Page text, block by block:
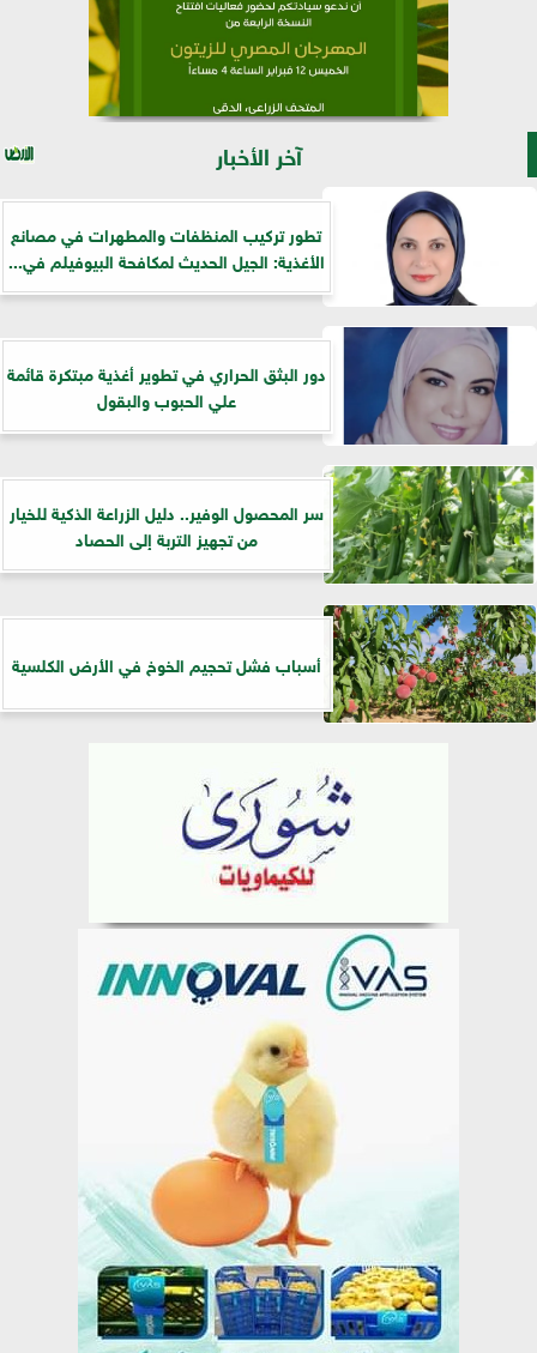
آخر الأخبار
تطور تركيب المنظفات والمطهرات في مصانع
الأغذية: الجيل الحديث لمكافحة البيوفيلم في...
دور البثق الحراري في تطوير أغذية مبتكرة قائمة
علي الحبوب والبقول
سر المحصول الوفير.. دليل الزراعة الذكية للخيار
من تجهيز التربة إلى الحصاد
أسباب فشل تحجيم الخوخ في الأرض الكلسية